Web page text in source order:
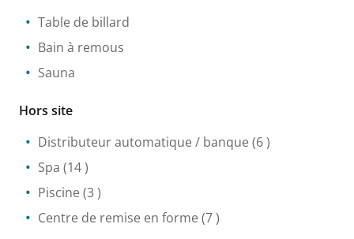
Table de billard
Bain à remous
Sauna
Hors site
Distributeur automatique / banque (6 )
Spa (14 )
Piscine (3 )
Centre de remise en forme (7 )